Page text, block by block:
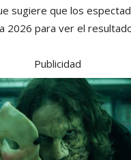
sugiere que los
2026 para ver el
Publicidad